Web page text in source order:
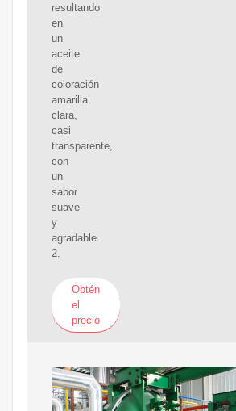
resultando
en
un
aceite
de
coloración
amarilla
clara,
casi
transparente,
con
un
sabor
suave
y
agradable.
2.
Obtén
el
precio